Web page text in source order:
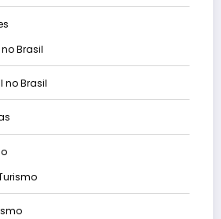
Brasil
no Brasil